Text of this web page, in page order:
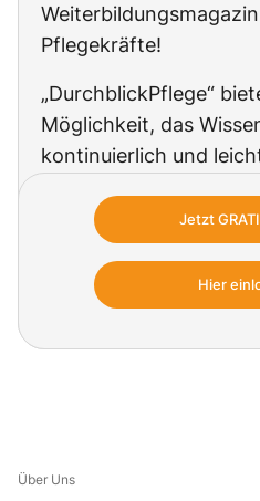
Pflegekräfte!
„DurchblickPflege“
Möglichkeit, das
kontinuierlich und
ihre Aufgaben sicher
kompetenzgerecht
insgesamt zu einer
der Pflegekunden
Jetzt
Hier
Über Uns